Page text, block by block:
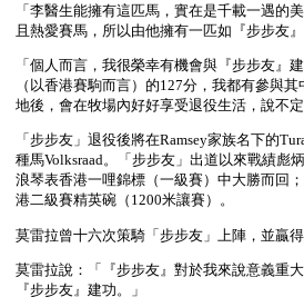
「李醫生能擁有這匹馬，實在是千載一遇
且熱愛賽馬，所以由他擁有一匹如『步步友
「個人而言，我很榮幸有機會與『步步友
（以香港賽駒而言）的127分，我都有參與
地後，會在牧場內好好享受退役生活，說不
「步步友」退役後將在Ramsey家族名下的
種馬Volksraad。「步步友」出道以來戰績彪
浪琴表香港一哩錦標（一級賽）中大勝而回
港二級賽精英碗（1200米讓賽）。
莫雷拉曾十六次策騎「步步友」上陣，並贏
莫雷拉說：「『步步友』對於我來說意義重
『步步友』建功。」